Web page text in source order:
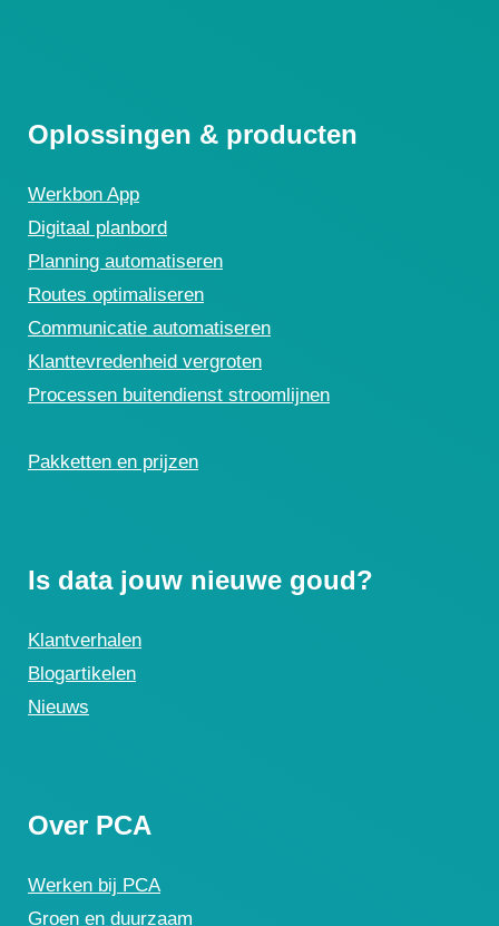
Oplossingen & producten
Werkbon App
Digitaal planbord
Planning automatiseren
Routes optimaliseren
Communicatie automatiseren
Klanttevredenheid vergroten
Processen buitendienst stroomlijnen
Pakketten en prijzen
Is data jouw nieuwe goud?
Klantverhalen
Blogartikelen
Nieuws
Over PCA
Werken bij PCA
Groen en duurzaam